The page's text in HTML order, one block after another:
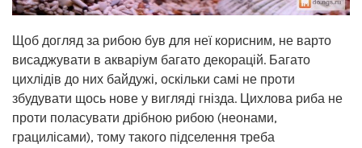
Щоб догляд за рибою був для неї корисним, не варто
висаджувати в акваріум багато декорацій. Багато
цихлідів до них байдужі, оскільки самі не проти
збудувати щось нове у вигляді гнізда. Цихлова риба не
проти поласувати дрібною рибою (неонами,
грацилісами), тому такого підселення треба